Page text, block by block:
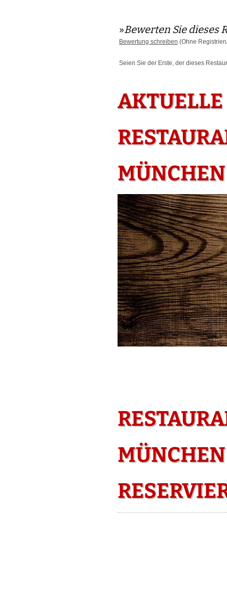
»Bewerten Sie dieses
Bewertung schreiben (Ohne
Seien Sie der Erste, der dieses
AKTUELLE
MÜNCHEN